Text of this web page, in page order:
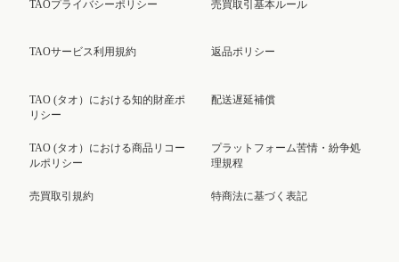
TAOプライバシーポリシー
TAOサービス利用規約
TAO (タオ）における知的財産ポ
リシー
TAO (タオ）における商品リコー
ルポリシー
売買取引規約
売買取引基本ルール
返品ポリシー
配送遅延補償
プラットフォーム苦情・紛争処
理規程
特商法に基づく表記